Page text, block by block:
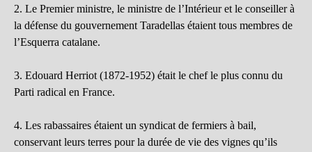
2. Le Premier ministre, le ministre de l’Intérieur et le conseiller à
la défense du gouvernement Taradellas étaient tous membres de
l’Esquerra catalane.
3. Edouard Herriot (1872-1952) était le chef le plus connu du
Parti radical en France.
4. Les rabassaires étaient un syndicat de fermiers à bail,
conservant leurs terres pour la durée de vie des vignes qu’ils